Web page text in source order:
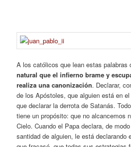
A los católicos que lean estas palabras
natural que el infierno brame y
realiza una canonización. Declarar,
de los Apóstoles, que alguien está en
que declarar la derrota de Satanás.
tiene un propósito: que no alcancemos
Cielo. Cuando el Papa declara, de
santidad de alguien, le está declarando